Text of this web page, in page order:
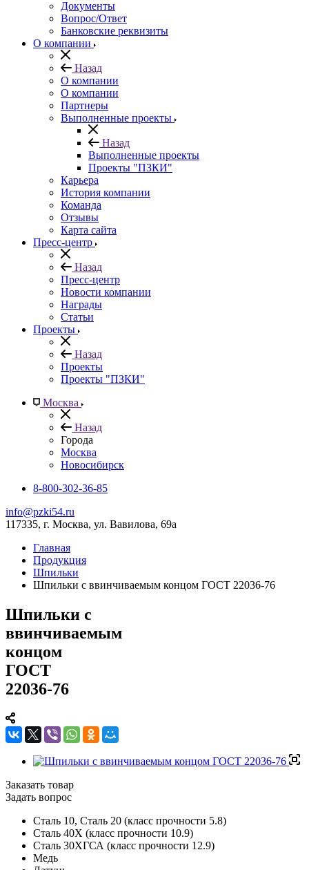
Документы
Вопрос/Ответ
Банковские реквизиты
О компании
Назад
О компании
О компании
Партнеры
Выполненные проекты
Назад
Выполненные проекты
Проекты "ПЗКИ"
Карьера
История компании
Команда
Отзывы
Карта сайта
Пресс-центр
Назад
Пресс-центр
Новости компании
Награды
Статьи
Проекты
Назад
Проекты
Проекты "ПЗКИ"
Москва
Назад
Города
Москва
Новосибирск
8-800-302-36-85
info@pzki54.ru
117335, г. Москва, ул. Вавилова, 69а
Главная
Продукция
Шпильки
Шпильки с ввинчиваемым концом ГОСТ 22036-76
Шпильки с
ввинчиваемым
концом
ГОСТ
22036-76
Заказать товар
Задать вопрос
Сталь 10, Сталь 20 (класс прочности 5.8)
Сталь 40Х (класс прочности 10.9)
Сталь 30ХГСА (класс прочности 12.9)
Медь